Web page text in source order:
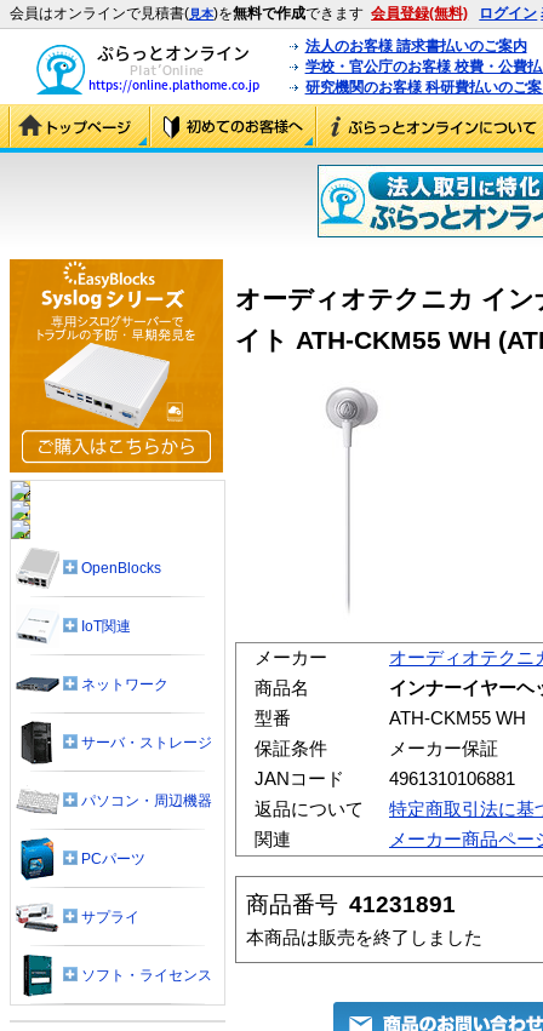
会員はオンラインで見積書(見本)を無料で作成できます 会員登録(無料) ログイン
法人のお客様 請求書払いのご案内
学校・官公庁のお客様 校費・公費
研究機関のお客様 科研費払いのご
オーディオテクニカ イ
イト ATH-CKM55 WH
メーカー
オーディオテクニ
商品名
インナーイヤーヘ
型番
ATH-CKM55 WH
保証条件
メーカー保証
JANコード
4961310106881
返品について
特定商取引法に基
関連
メーカー商品ペー
商品番号 41231891
本商品は販売を終了しました
OpenBlocks
IoT関連
ネットワーク
サーバ・ストレージ
パソコン・周辺機器
PCパーツ
サプライ
ソフト・ライセンス